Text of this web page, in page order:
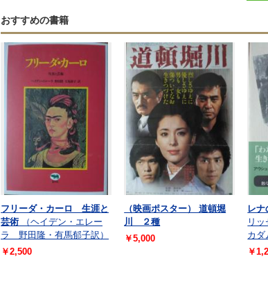
おすすめの書籍
フリーダ・カーロ 生涯と
芸術
（ヘイデン・エレー
ラ 野田隆・有馬郁子訳）
￥2,500
（映画ポスター） 道頓堀
川 ２種
￥5,000
レナ
リ
カダ
￥